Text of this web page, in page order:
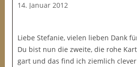
14. Januar 2012
Liebe Stefanie, vielen lieben Dank
Du bist nun die zweite, die rohe
gart und das find ich ziemlich